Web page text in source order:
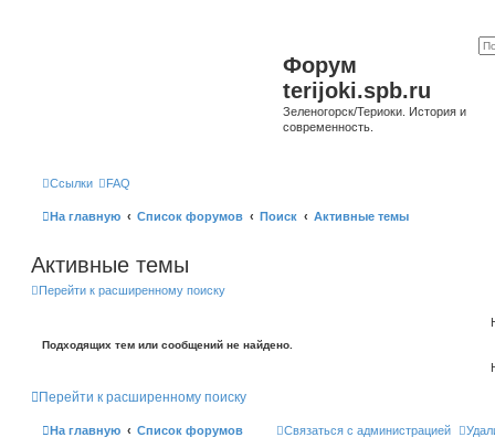
Форум
terijoki.spb.ru
Зеленогорск/Териоки. История и
современность.
Ссылки FAQ
На главную Список форумов Поиск Активные темы
Активные темы
Перейти к расширенному поиску
Подходящих тем или сообщений не найдено.
Перейти к расширенному поиску
На главную Список форумов Связаться с администрацией